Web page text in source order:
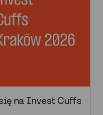
na Invest Cuffs